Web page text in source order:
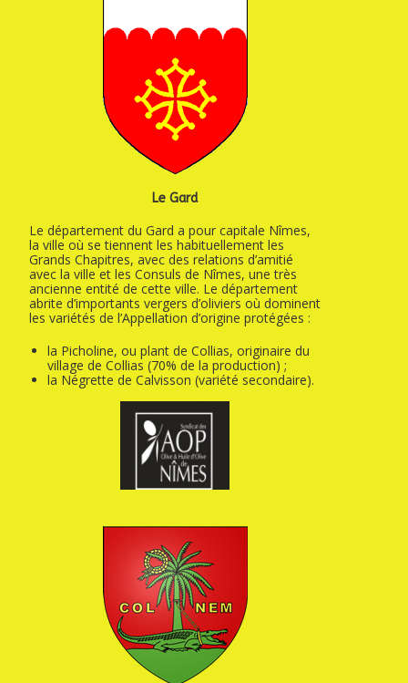
Le Gard
Le département du Gard a pour capitale Nîmes,
la ville où se tiennent les habituellement les
Grands Chapitres, avec des relations d’amitié
avec la ville et les Consuls de Nîmes, une très
ancienne entité de cette ville. Le département
abrite d’importants vergers d’oliviers où dominent
les variétés de l’Appellation d’origine protégées :
la Picholine, ou plant de Collias, originaire du
village de Collias (70% de la production) ;
la Négrette de Calvisson (variété secondaire).